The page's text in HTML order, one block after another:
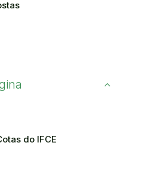
do IFCE